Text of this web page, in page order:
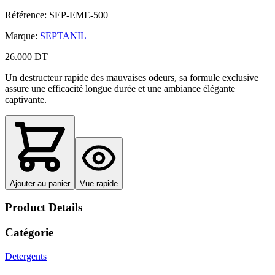
Référence: SEP-EME-500
Marque: SEPTANIL
26.000 DT
Un destructeur rapide des mauvaises odeurs, sa formule exclusive
assure une efficacité longue durée et une ambiance élégante
captivante.
Ajouter au panier Vue rapide
Product Details
Catégorie
Detergents